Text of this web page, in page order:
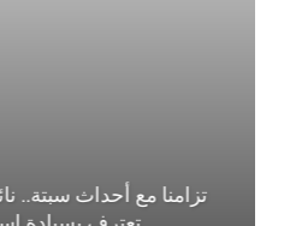
تزامنا مع أحداث سبتة..